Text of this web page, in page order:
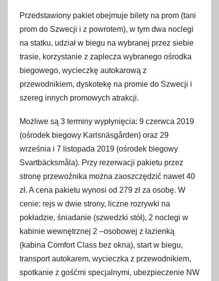
Przedstawiony pakiet obejmuje bilety na prom (tani
prom do Szwecji i z powrotem), w tym dwa noclegi
na statku, udział w biegu na wybranej przez siebie
trasie, korzystanie z zaplecza wybranego ośrodka
biegowego, wycieczkę autokarową z
przewodnikiem, dyskotekę na promie do Szwecji i
szereg innych promowych atrakcji.
Możliwe są 3 terminy wypłynięcia: 9 czerwca 2019
(ośrodek biegowy Karlsnäsgården) oraz 29
września i 7 listopada 2019 (ośrodek biegowy
Svartbäcksmåla). Przy rezerwacji pakietu przez
stronę przewoźnika można zaoszczędzić nawet 40
zł. A cena pakietu wynosi od 279 zł za osobę. W
cenie: rejs w dwie strony, liczne rozrywki na
pokładzie, śniadanie (szwedzki stół), 2 noclegi w
kabinie wewnętrznej 2 –osobowej z łazienką
(kabina Comfort Class bez okna), start w biegu,
transport autokarem, wycieczka z przewodnikiem,
spotkanie z gośćmi specjalnymi, ubezpieczenie NW